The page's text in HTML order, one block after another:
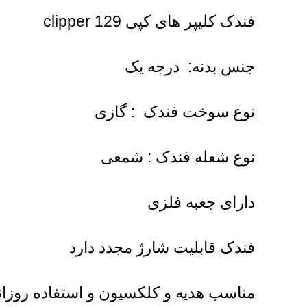
فندک کلیپر های کپی clipper 129
جنس بدنه: درجه یک
نوع سوخت فندک : گازی
نوع شعله فندک : شمعی
دارای جعبه فلزی
فندک قابلیت شارژ مجدد دارد
مناسب هدیه و کلکسیون و استفاده